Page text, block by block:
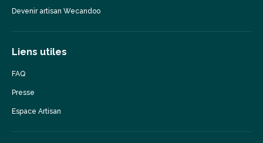
Devenir artisan Wecandoo
Liens utiles
FAQ
Presse
Espace Artisan